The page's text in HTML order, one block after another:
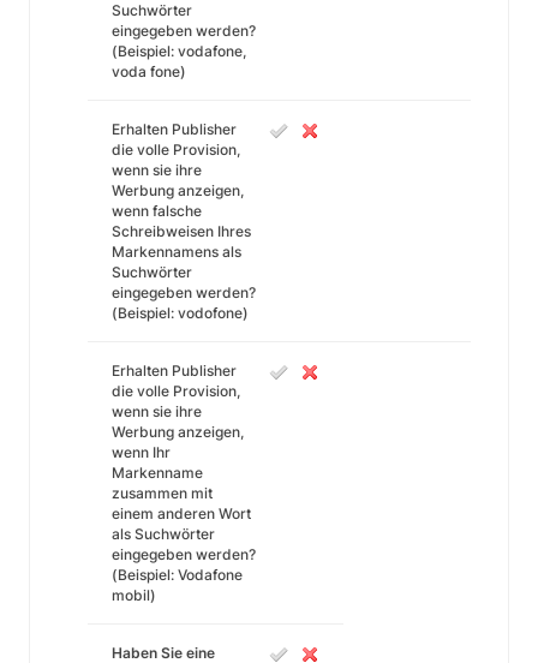
Suchwörter
eingegeben werden?
(Beispiel: vodafone,
voda fone)
Erhalten Publisher
die volle Provision,
wenn sie ihre
Werbung anzeigen,
wenn falsche
Schreibweisen Ihres
Markennamens als
Suchwörter
eingegeben werden?
(Beispiel: vodofone)
Erhalten Publisher
die volle Provision,
wenn sie ihre
Werbung anzeigen,
wenn Ihr
Markenname
zusammen mit
einem anderen Wort
als Suchwörter
eingegeben werden?
(Beispiel: Vodafone
mobil)
Haben Sie eine